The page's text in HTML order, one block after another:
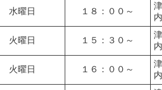
水曜日 １８：００～
火曜日 １５：３０～
火曜日 １６：００～